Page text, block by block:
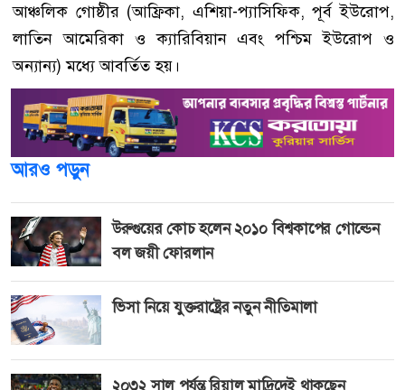
আঞ্চলিক গোষ্ঠীর (আফ্রিকা, এশিয়া-প্যাসিফিক, পূর্ব ইউরোপ,
লাতিন আমেরিকা ও ক্যারিবিয়ান এবং পশ্চিম ইউরোপ ও
অন্যান্য) মধ্যে আবর্তিত হয়।
আরও পড়ুন
উরুগুয়ের কোচ হলেন ২০১০ বিশ্বকাপের গোল্ডেন
বল জয়ী ফোরলান
ভিসা নিয়ে যুক্তরাষ্ট্রের নতুন নীতিমালা